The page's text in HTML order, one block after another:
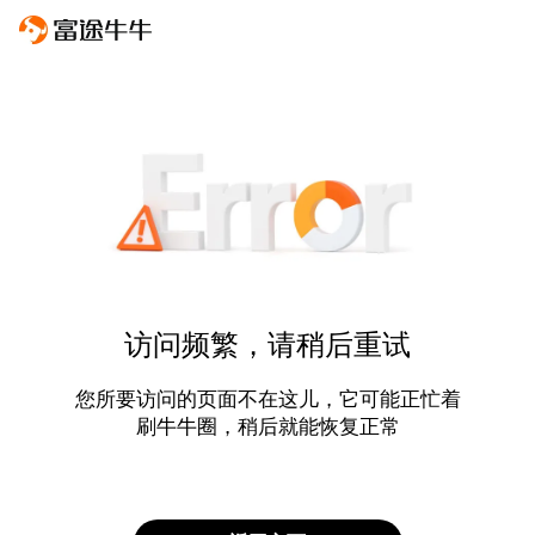
访问频繁，请稍后重试
您所要访问的页面不在这儿，它可能正忙着
刷牛牛圈，稍后就能恢复正常